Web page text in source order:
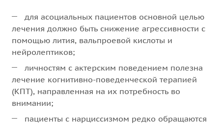
для асоциальных пациентов основной целью
лечения должно быть снижение агрессивности с
помощью лития, вальпроевой кислоты и
нейролептиков;
личностям с актерским поведением полезна
лечение когнитивно-поведенческой терапией
(КПТ), направленная на их потребность во
внимании;
пациенты с нарциссизмом редко обращаются